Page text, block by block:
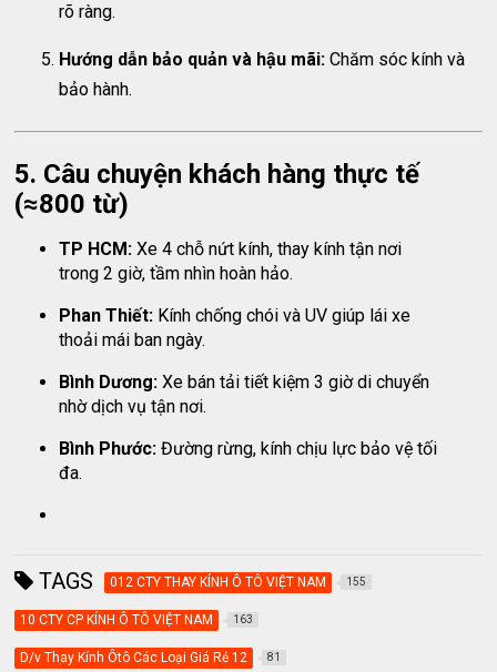
rõ ràng.
Hướng dẫn bảo quản và hậu mãi: Chăm sóc kính và
bảo hành.
5. Câu chuyện khách hàng thực tế
(≈800 từ)
TP HCM: Xe 4 chỗ nứt kính, thay kính tận nơi
trong 2 giờ, tầm nhìn hoàn hảo.
Phan Thiết: Kính chống chói và UV giúp lái xe
thoải mái ban ngày.
Bình Dương: Xe bán tải tiết kiệm 3 giờ di chuyển
nhờ dịch vụ tận nơi.
Bình Phước: Đường rừng, kính chịu lực bảo vệ tối
đa.
TAGS 012 CTY THAY KÍNH Ô TÔ VIỆT NAM 155
10 CTY CP KÍNH Ô TÔ VIỆT NAM 163
D/v Thay Kính Ôtô Các Loại Giá Rẻ 12 81